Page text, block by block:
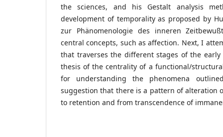
the sciences, and his Gestalt analysis
development of temporality as proposed by
zur Phänomenologie des inneren
central concepts, such as affection. Next, I
that traverses the different stages of the
thesis of the centrality of a functional/
for understanding the phenomena
suggestion that there is a pattern of alteration
to retention and from transcendence of